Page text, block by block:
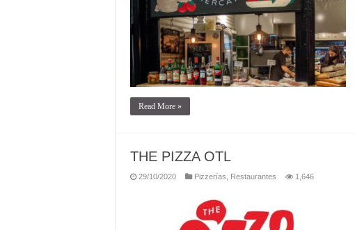
Read More »
THE PIZZA OTL
29/10/2020 Pizzerías Restaurantes 1,646